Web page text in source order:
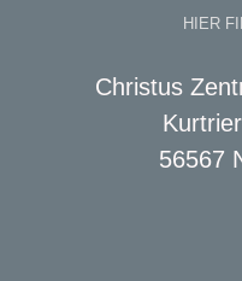
HIER
Christus
56567